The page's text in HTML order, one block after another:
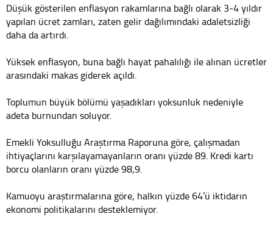
Düşük gösterilen enflasyon rakamlarına bağlı olarak 3-4 yıldır
yapılan ücret zamları, zaten gelir dağılımındaki adaletsizliği
daha da artırdı.
Yüksek enflasyon, buna bağlı hayat pahalılığı ile alınan ücretler
arasındaki makas giderek açıldı.
Toplumun büyük bölümü yaşadıkları yoksunluk nedeniyle
adeta burnundan soluyor.
Emekli Yoksulluğu Araştırma Raporuna göre, çalışmadan
ihtiyaçlarını karşılayamayanların oranı yüzde 89. Kredi kartı
borcu olanların oranı yüzde 98,9.
Kamuoyu araştırmalarına göre, halkın yüzde 64’ü iktidarın
ekonomi politikalarını desteklemiyor.